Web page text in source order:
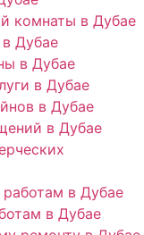
комнаты в Дубае
Дубае
в Дубае
в Дубае
в Дубае
в Дубае
в Дубае
в Дубае